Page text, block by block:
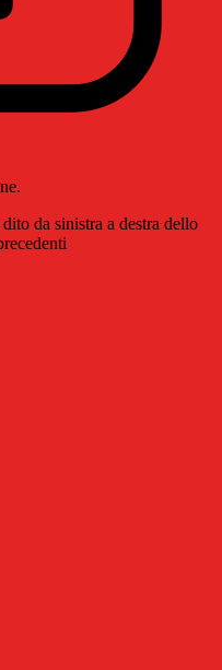
da sinistra a destra dello